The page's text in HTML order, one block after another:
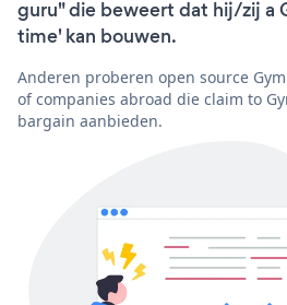
guru" die beweert dat hij/zij a
time' kan bouwen.
Anderen proberen open source
of companies abroad die claim to
bargain aanbieden.